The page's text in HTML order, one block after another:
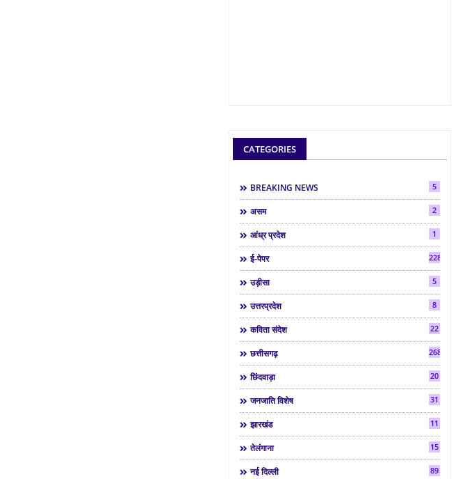
CATEGORIES
BREAKING NEWS 5
असम 2
आंध्र प्रदेश 1
ई-पेपर 2286
उड़ीसा 5
उत्तरप्रदेश 8
कविता संदेश 22
छत्तीसगढ़ 268
छिंदवाड़ा 20
जनजाति विशेष 31
झारखंड 11
तेलंगाना 15
नई दिल्ली 89